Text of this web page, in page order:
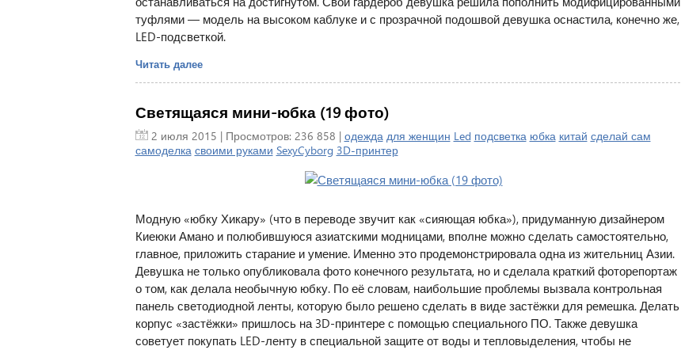
туфлями — модель на высоком каблуке и с прозрачной подошвой девушка оснастила, конечно же,
LED-подсветкой.
Читать далее
Светящаяся мини-юбка (19 фото)
2 июля 2015 | Просмотров: 236 858 | одежда для женщин Led подсветка юбка китай сделай сам
самоделка своими руками SexyCyborg 3D-принтер
Модную «юбку Хикару» (что в переводе звучит как «сияющая юбка»), придуманную дизайнером
Киеюки Амано и полюбившуюся азиатскими модницами, вполне можно сделать самостоятельно,
главное, приложить старание и умение. Именно это продемонстрировала одна из жительниц Азии.
Девушка не только опубликовала фото конечного результата, но и сделала краткий фоторепортаж
о том, как делала необычную юбку. По её словам, наибольшие проблемы вызвала контрольная
панель светодиодной ленты, которую было решено сделать в виде застёжки для ремешка. Делать
корпус «застёжки» пришлось на 3D-принтере с помощью специального ПО. Также девушка
советует покупать LED-ленту в специальной защите от воды и тепловыделения, чтобы не